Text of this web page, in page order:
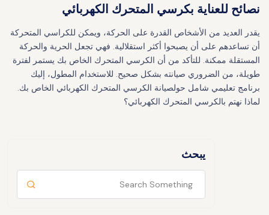
نصائح للعناية بكرسي المتحرك الكهربائي
يقدر العديد من الأشخاص القدرة على الحركة، ويمكن للكراسي المتحركة
أن تساعدهم على أن يصبحوا أكثر استقلالية. فهي تجعل الحرية والحركة
المستقلة ممكنة. للتأكد من أن الكرسي المتحرك الخاص بك يستمر لفترة
طويلة، من الضروري صيانته بشكل صحيح. للاستخدام المطول، إليك
برنامج تعليمي شامل حولصيانة الكرسي المتحرك الكهربائي الخاص بك.
لماذا نهتم بالكرسي المتحرك الكهربائي؟
يبحث